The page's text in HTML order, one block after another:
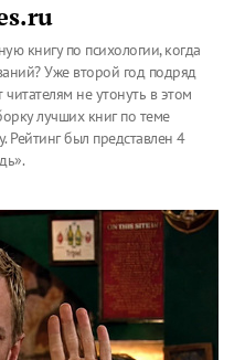
книгу по психологии, когда
Уже второй год подряд
не утонуть в этом
лучших книг по теме
Рейтинг был представлен 4